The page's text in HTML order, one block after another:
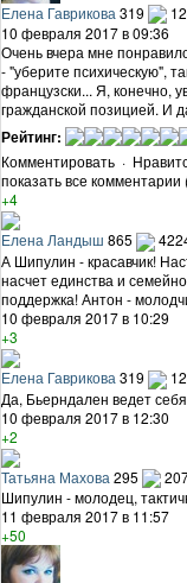
Елена Гаврикова 319
10 февраля 2017 в 09:36
Очень вчера мне
- "уберите психическую",
французски... Я, конечно,
гражданской позицией. И
Рейтинг:
Комментировать ·
показать все комментарии
+4
Елена Ландыш 865
А Шипулин - красавчик!
насчет единства и
поддержка! Антон -
10 февраля 2017 в 10:29
+3
Елена Гаврикова 319
Да, Бьерндален ведет
10 февраля 2017 в 12:30
+2
Татьяна Махова 295
Шипулин - молодец,
11 февраля 2017 в 11:57
+50